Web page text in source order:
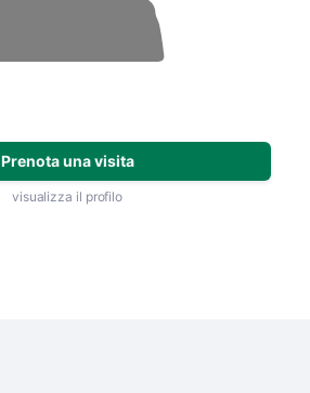
Prenota una visita
visualizza il profilo